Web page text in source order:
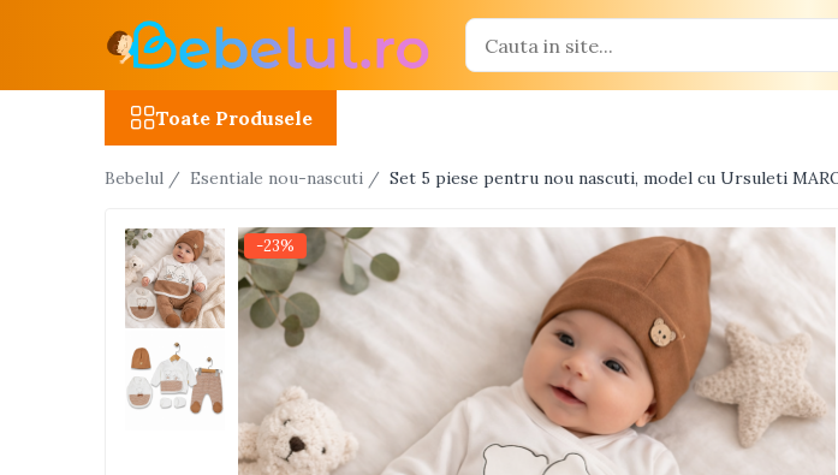
Masinute R/C
Avioane si elicoptere R/C
Camioane R/C
Motociclete R/C
Toate Produsele
Bebelul / Esentiale nou-nascuti / Set 5 piese pentru nou nascuti, model cu Ursuleti
-23%